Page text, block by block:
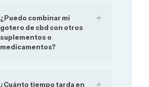
¿Puedo combinar mi
gotero de cbd con otros
suplementos o
medicamentos?
¿Cuánto tiempo tarda en